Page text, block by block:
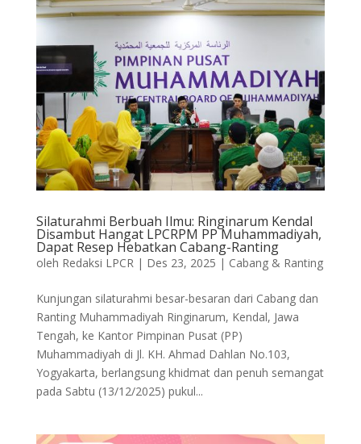
Silaturahmi Berbuah Ilmu: Ringinarum Kendal
Disambut Hangat LPCRPM PP Muhammadiyah,
Dapat Resep Hebatkan Cabang-Ranting
oleh Redaksi LPCR| Des 23, 2025 | Cabang & Ranting
Kunjungan silaturahmi besar-besaran dari Cabang dan
Ranting Muhammadiyah Ringinarum, Kendal, Jawa
Tengah, ke Kantor Pimpinan Pusat (PP)
Muhammadiyah di Jl. KH. Ahmad Dahlan No.103,
Yogyakarta, berlangsung khidmat dan penuh semangat
pada Sabtu (13/12/2025) pukul...